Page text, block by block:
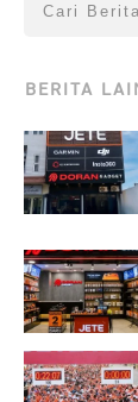
BERITA